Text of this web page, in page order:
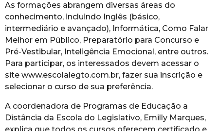
As formações abrangem diversas áreas do
conhecimento, incluindo Inglês (básico,
intermediário e avançado), Informática, Como Falar
Melhor em Público, Preparatório para Concurso e
Pré-Vestibular, Inteligência Emocional, entre outros.
Para participar, os interessados devem acessar o
site www.escolalegto.com.br, fazer sua inscrição e
selecionar o curso de sua preferência.
A coordenadora de Programas de Educação a
Distância da Escola do Legislativo, Emilly Marques,